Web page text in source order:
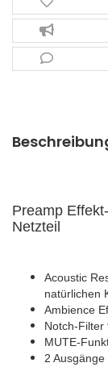
Preamp
Netzteil
Acoustic
natürlichen
Ambience
Notch-Filter
MUTE-
2 Ausgänge